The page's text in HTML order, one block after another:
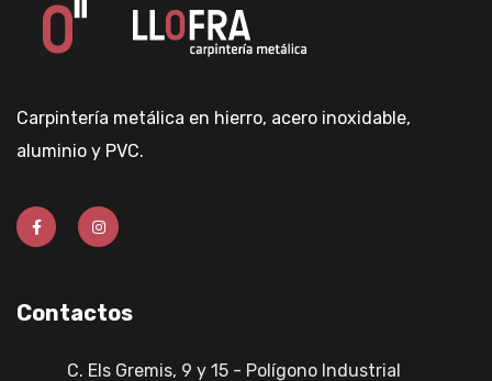
Carpintería metálica en hierro, acero inoxidable,
aluminio y PVC.
Contactos
C. Els Gremis, 9 y 15 - Polígono Industrial